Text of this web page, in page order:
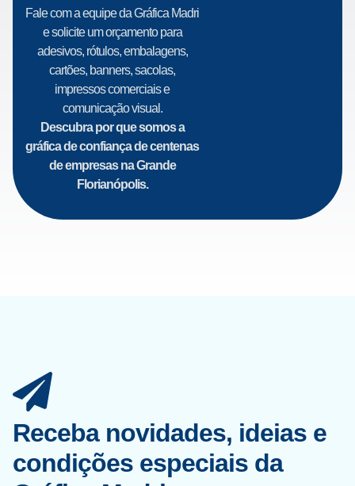
Fale com a equipe da Gráfica Madri
e solicite um orçamento para
adesivos, rótulos, embalagens,
cartões, banners, sacolas,
impressos comerciais e
comunicação visual.
Descubra por que somos a
gráfica de confiança de centenas
de empresas na Grande
Florianópolis.
Receba novidades, ideias e
condições especiais da